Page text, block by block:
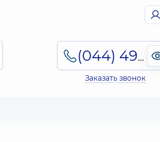
(044) 495-2-888
Заказать звонок